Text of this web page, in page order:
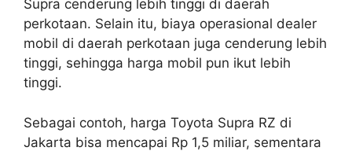
Supra cenderung lebih tinggi di daerah
perkotaan. Selain itu, biaya operasional dealer
mobil di daerah perkotaan juga cenderung lebih
tinggi, sehingga harga mobil pun ikut lebih
tinggi.
Sebagai contoh, harga Toyota Supra RZ di
Jakarta bisa mencapai Rp 1,5 miliar, sementara